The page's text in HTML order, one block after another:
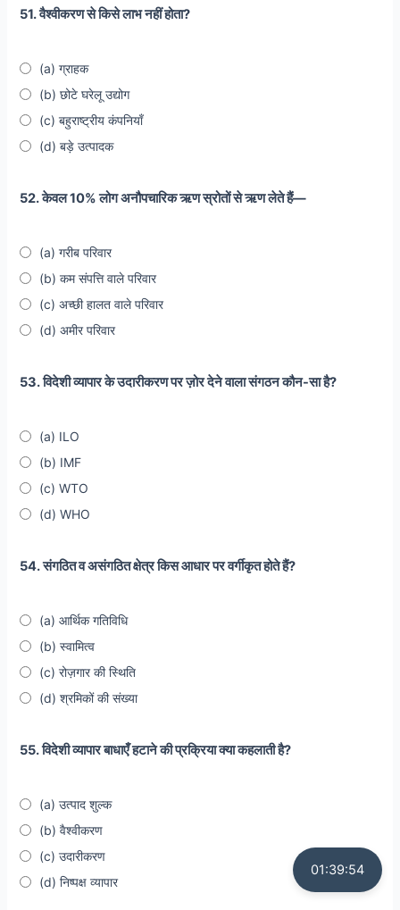
01:39:53
51. वैश्वीकरण से किसे लाभ नहीं होता?
(a) ग्राहक
(b) छोटे घरेलू उद्योग
(c) बहुराष्ट्रीय कंपनियाँ
(d) बड़े उत्पादक
52. केवल 10% लोग अनौपचारिक ऋण स्रोतों से ऋण लेते हैं—
(a) गरीब परिवार
(b) कम संपत्ति वाले परिवार
(c) अच्छी हालत वाले परिवार
(d) अमीर परिवार
53. विदेशी व्यापार के उदारीकरण पर ज़ोर देने वाला संगठन कौन-सा है?
(a) ILO
(b) IMF
(c) WTO
(d) WHO
54. संगठित व असंगठित क्षेत्र किस आधार पर वर्गीकृत होते हैं?
(a) आर्थिक गतिविधि
(b) स्वामित्व
(c) रोज़गार की स्थिति
(d) श्रमिकों की संख्या
55. विदेशी व्यापार बाधाएँ हटाने की प्रक्रिया क्या कहलाती है?
(a) उत्पाद शुल्क
(b) वैश्वीकरण
(c) उदारीकरण
(d) निष्पक्ष व्यापार